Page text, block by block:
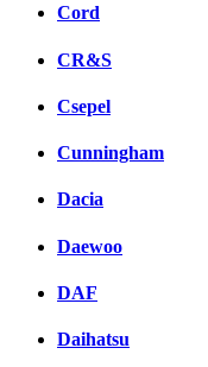
Cord
CR&S
Csepel
Cunningham
Dacia
Daewoo
DAF
Daihatsu